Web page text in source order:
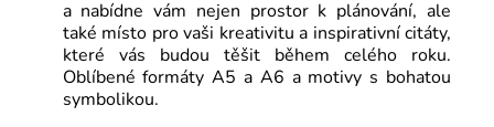
a nabídne vám nejen prostor k plánování, ale
také místo pro vaši kreativitu a inspirativní citáty,
které vás budou těšit během celého roku.
Oblíbené formáty A5 a A6 a motivy s bohatou
symbolikou.